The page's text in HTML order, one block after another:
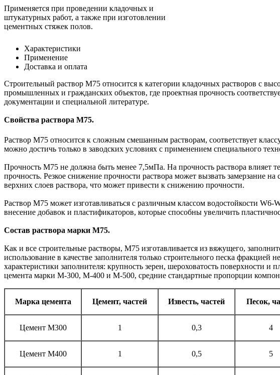
Применяется при проведении кладочных и
штукатурных работ, а также при изготовлении
цементных стяжек полов.
Характеристики
Применение
Доставка и оплата
Строительный раствор М75 относится к категории кладочных растворов с
промышленных и гражданских объектов, где проектная прочность
документации и специальной литературе.
Свойства раствора М75.
Раствор М75 относится к сложным смешанным растворам, соответствует
можно достичь только в заводских условиях с применением специального
Прочность М75 не должна быть менее 7,5мПа. На прочность раствора влияет
прочность. Резкое снижение прочности раствора может вызвать замерзание
верхних слоев раствора, что может привести к снижению прочности.
Раствор М75 может изготавливаться с различным классом водостойкости
внесение добавок и пластификаторов, которые способны увеличить
Состав раствора марки М75.
Как и все строительные растворы, М75 изготавливается из вяжущего,
использование в качестве заполнителя только строительного песка
характеристики заполнителя: крупность зерен, шероховатость поверхности
цемента марки М-300, М-400 и М-500, средние стандартные пропорции
Марка цемента Цемент, частей Известь, частей Песок,
Цемент М300 1 0,3 4
Цемент М400 1 0,5 5